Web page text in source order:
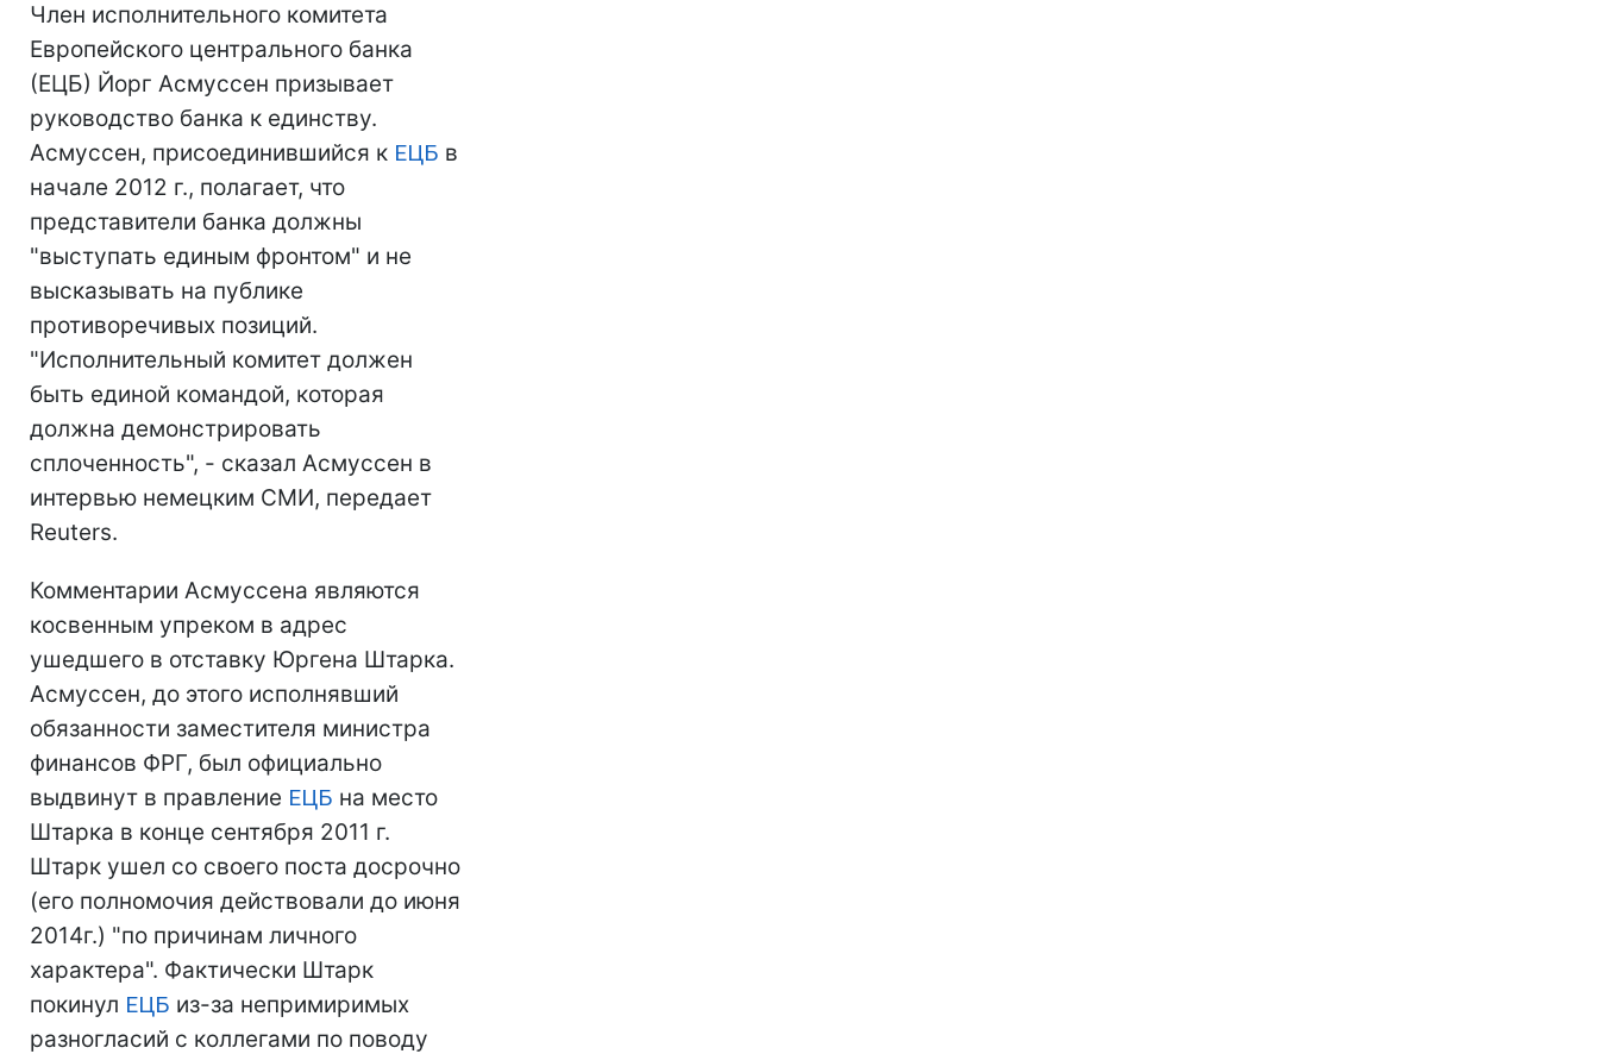
Член исполнительного комитета
Европейского центрального банка
(ЕЦБ) Йорг Асмуссен призывает
руководство банка к единству.
Асмуссен, присоединившийся к ЕЦБ в
начале 2012 г., полагает, что
представители банка должны
"выступать единым фронтом" и не
высказывать на публике
противоречивых позиций.
"Исполнительный комитет должен
быть единой командой, которая
должна демонстрировать
сплоченность", - сказал Асмуссен в
интервью немецким СМИ, передает
Reuters.
Комментарии Асмуссена являются
косвенным упреком в адрес
ушедшего в отставку Юргена Штарка.
Асмуссен, до этого исполнявший
обязанности заместителя министра
финансов ФРГ, был официально
выдвинут в правление ЕЦБ на место
Штарка в конце сентября 2011 г.
Штарк ушел со своего поста досрочно
(его полномочия действовали до июня
2014г.) "по причинам личного
характера". Фактически Штарк
покинул ЕЦБ из-за непримиримых
разногласий с коллегами по поводу